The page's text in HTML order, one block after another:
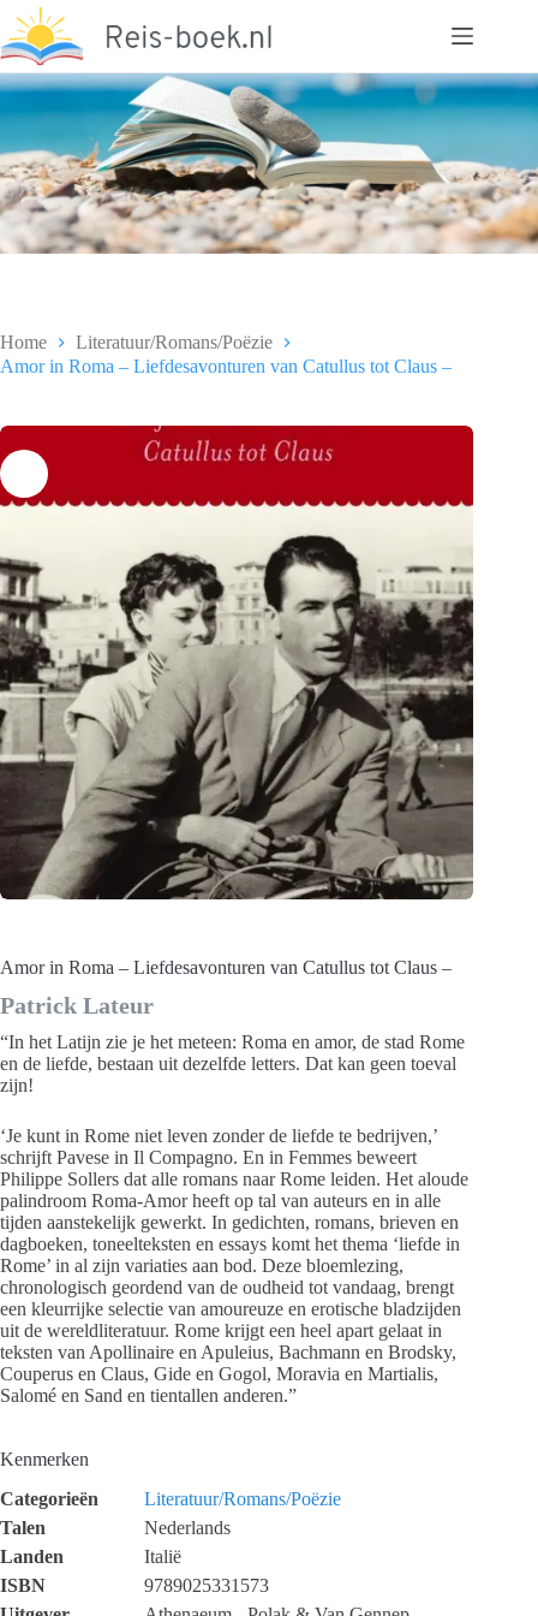
naar
de
inhoud
Home
Literatuur/Romans/Poëzie
Amor in Roma – Liefdesavonturen van Catullus tot Claus –
Amor in Roma – Liefdesavonturen van Catullus tot Claus –
Patrick Lateur
“In het Latijn zie je het meteen: Roma en amor, de stad Rome
en de liefde, bestaan uit dezelfde letters. Dat kan geen toeval
zijn!
‘Je kunt in Rome niet leven zonder de liefde te bedrijven,’
schrijft Pavese in Il Compagno. En in Femmes beweert
Philippe Sollers dat alle romans naar Rome leiden. Het aloude
palindroom Roma-Amor heeft op tal van auteurs en in alle
tijden aanstekelijk gewerkt. In gedichten, romans, brieven en
dagboeken, toneelteksten en essays komt het thema ‘liefde in
Rome’ in al zijn variaties aan bod. Deze bloemlezing,
chronologisch geordend van de oudheid tot vandaag, brengt
een kleurrijke selectie van amoureuze en erotische bladzijden
uit de wereldliteratuur. Rome krijgt een heel apart gelaat in
teksten van Apollinaire en Apuleius, Bachmann en Brodsky,
Couperus en Claus, Gide en Gogol, Moravia en Martialis,
Salomé en Sand en tientallen anderen.”
Kenmerken
Categorieën
Literatuur/Romans/Poëzie
Talen
Nederlands
Landen
Italië
ISBN
9789025331573